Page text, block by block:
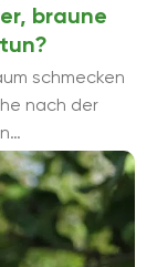
braune
schmecken
nach der
Farbgebungen